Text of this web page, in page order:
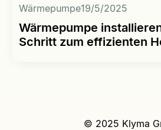
Wärmepumpe19/5/2025
Wärmepumpe
Schritt zum effizienten
© 2025 Klyma